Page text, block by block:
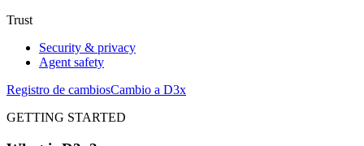
Trust
Security & privacy
Agent safety
Registro de cambiosCambio a D3x
GETTING STARTED